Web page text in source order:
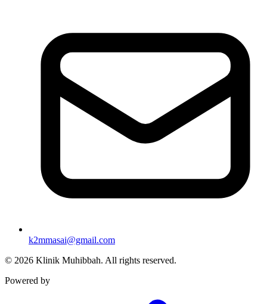
k2mmasai@gmail.com
© 2026 Klinik Muhibbah. All rights reserved.
Powered by